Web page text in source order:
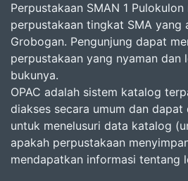
Perpustakaan SMAN 1
perpustakaan tingkat SMA yang
Grobogan. Pengunjung dapat
perpustakaan yang nyaman dan
bukunya.
OPAC adalah sistem katalog
diakses secara umum dan dapat
untuk menelusuri data katalog
apakah perpustakaan
mendapatkan informasi tentang